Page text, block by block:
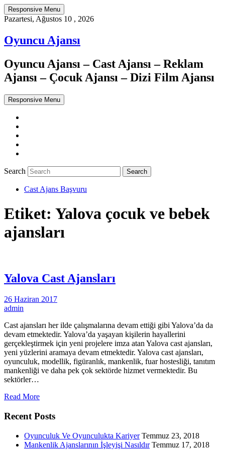
Responsive Menu
Pazartesi, Ağustos 10 , 2026
Oyuncu Ajansı
Oyuncu Ajansı – Cast Ajansı – Reklam
Ajansı – Çocuk Ajansı – Dizi Film Ajansı
Responsive Menu
Search
Cast Ajans Başvuru
Etiket: Yalova çocuk ve bebek
ajansları
Yalova Cast Ajansları
26 Haziran 2017
admin
Cast ajansları her ilde çalışmalarına devam ettiği gibi Yalova’da da
devam etmektedir. Yalova’da yaşayan kişilerin hayallerini
gerçekleştirmek için yeni projelere imza atan Yalova cast ajansları,
yeni yüzlerini aramaya devam etmektedir. Yalova cast ajansları,
oyunculuk, modellik, figüranlık, mankenlik, fuar hostesliği, tanıtım
mankenliği ve daha pek çok sektörde hizmet vermektedir. Bu
sektörler…
Read More
Recent Posts
Oyunculuk Ve Oyunculukta Kariyer Temmuz 23, 2018
Mankenlik Ajanslarının İşleyişi Nasıldır Temmuz 17, 2018